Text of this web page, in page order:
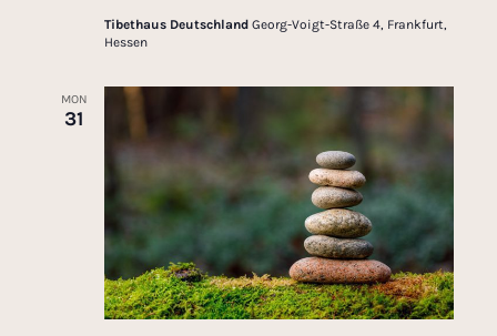
Tibethaus Deutschland Georg-Voigt-Straße 4, Frankfurt,
Hessen
MON
31